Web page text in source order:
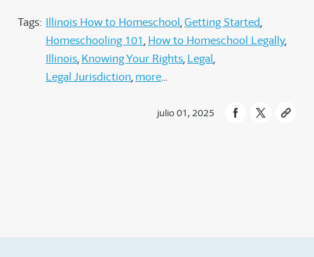
Tags: Illinois How to Homeschool Getting Started
Homeschooling 101 How to Homeschool Legally
Illinois Knowing Your Rights Legal
Legal Jurisdiction more
julio 01, 2025